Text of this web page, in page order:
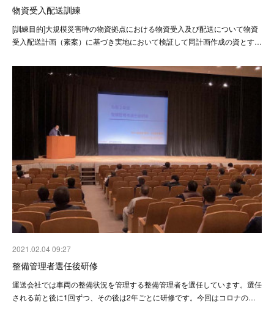
物資受入配送訓練
[訓練目的]大規模災害時の物資拠点における物資受入及び配送について物資
受入配送計画（素案）に基づき実地において検証して同計画作成の資とす…
2021.02.04 09:27
整備管理者選任後研修
運送会社では車両の整備状況を管理する整備管理者を選任しています。選任
される前と後に1回ずつ、その後は2年ごとに研修です。今回はコロナの…